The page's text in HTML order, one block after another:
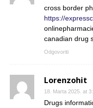
cross border
https://
canadian drug
Odgovoriti
Lorenzohit
18. Marta 2025. at
Drugs